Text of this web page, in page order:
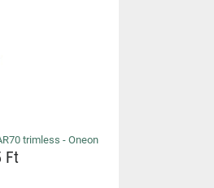
trimless - Oneon
Ft